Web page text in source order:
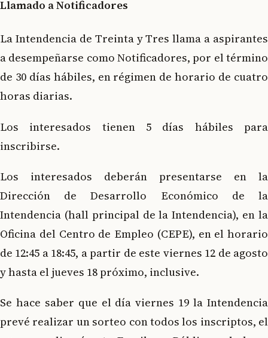
Llamado a Notificadores
La Intendencia de Treinta y Tres llama a aspirantes
a desempeñarse como Notificadores, por el término
de 30 días hábiles, en régimen de horario de cuatro
horas diarias.
Los interesados tienen 5 días hábiles para
inscribirse.
Los interesados deberán presentarse en la
Dirección de Desarrollo Económico de la
Intendencia (hall principal de la Intendencia), en la
Oficina del Centro de Empleo (CEPE), en el horario
de 12:45 a 18:45, a partir de este viernes 12 de agosto
y hasta el jueves 18 próximo, inclusive.
Se hace saber que el día viernes 19 la Intendencia
prevé realizar un sorteo con todos los inscriptos, el